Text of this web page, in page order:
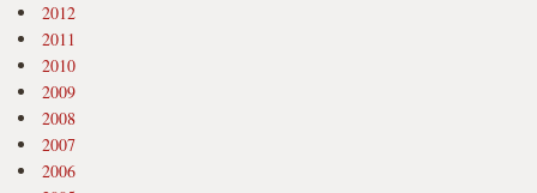
2012
2011
2010
2009
2008
2007
2006